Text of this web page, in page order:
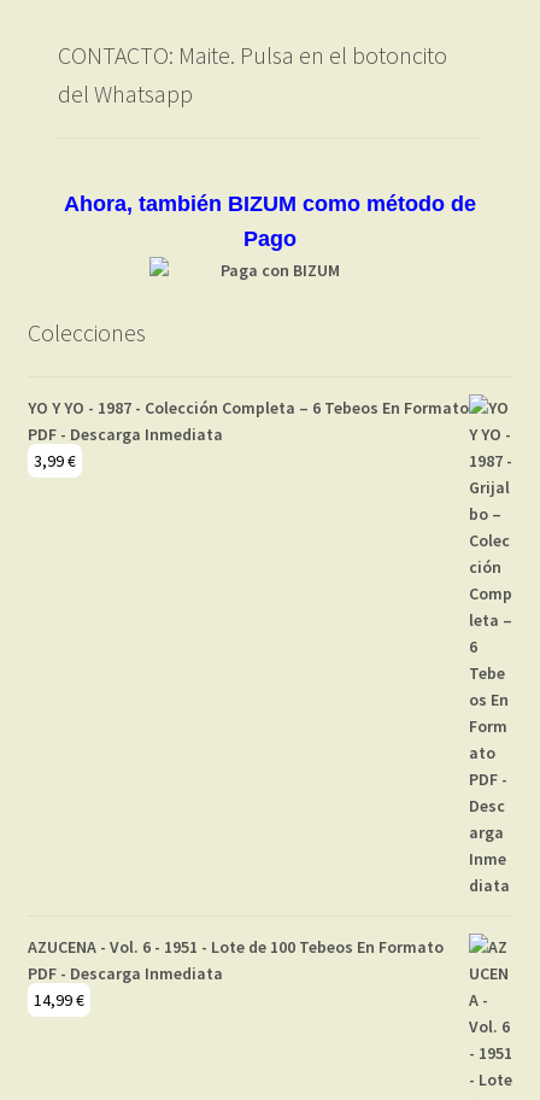
CONTACTO: Maite. Pulsa en el botoncito
del Whatsapp
Ahora, también BIZUM como método de
Pago
Colecciones
YO Y YO - 1987 - Colección Completa – 6 Tebeos En Formato
PDF - Descarga Inmediata
3,99€
AZUCENA - Vol. 6 - 1951 - Lote de 100 Tebeos En Formato
PDF - Descarga Inmediata
14,99€